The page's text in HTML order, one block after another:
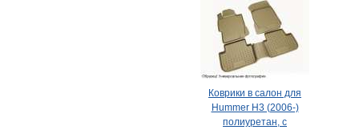
Коврики в салон для
Hummer H3 (2006-)
полиуретан, с